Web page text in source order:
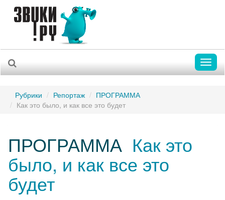
Рубрики Репортаж
ПРОГРАММА
Как это было, и как все это будет
ПРОГРАММА Как это
было, и как все это
будет